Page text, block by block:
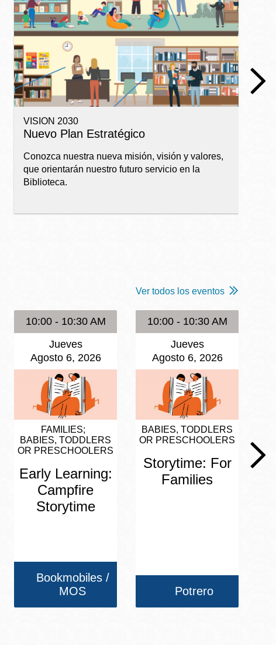
VISION 2030
Nuevo Plan Estratégico
Conozca nuestra nueva misión, visión y valores,
que orientarán nuestro futuro servicio en la
Biblioteca.
Ver todos los eventos
10:00 - 10:30 AM
Jueves
Agosto 6, 2026
FAMILIES
BABIES, TODDLERS
OR PRESCHOOLERS
Early Learning:
Campfire
Storytime
Bookmobiles /
MOS
10:00 - 10:30 AM
Jueves
Agosto 6, 2026
BABIES, TODDLERS
OR PRESCHOOLERS
Storytime: For
Families
Potrero